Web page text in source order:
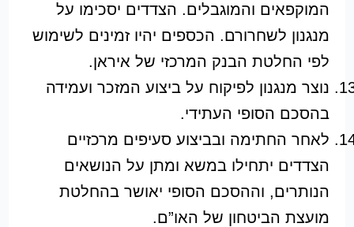
המוקפאים והמוגבלים. הצדדים יסכימו על
מנגנון לשחרורם. הכספים יהיו זמינים לשימוש
לפי החלטת הבנק המרכזי של איראן.
נוצר מנגנון לפיקוח על ביצוע המזכר ועמידה
בהסכם הסופי העתידי.
לאחר החתימה ובביצוע סעיפים מרכזיים
הצדדים יתחילו במשא ומתן על הנושאים
הנותרים, וההסכם הסופי יאושר בהחלטת
מועצת הביטחון של האו”ם.